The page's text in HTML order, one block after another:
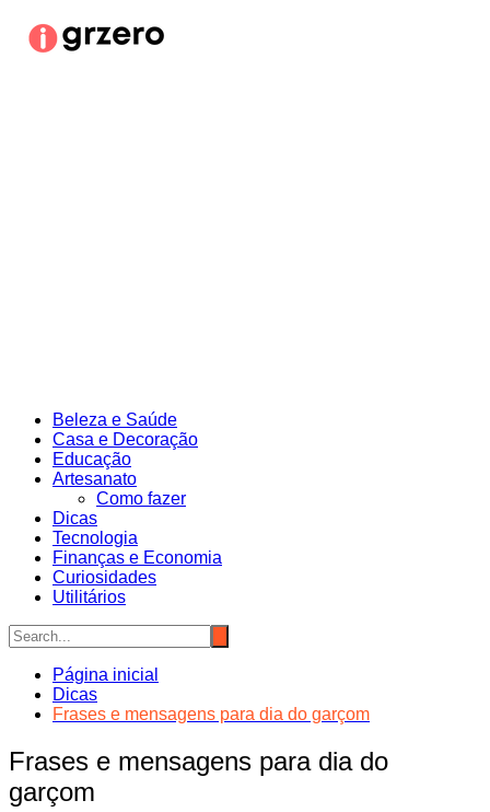
para
Beleza e Saúde
Casa e Decoração
Educação
Artesanato
Como fazer
Dicas
Tecnologia
Finanças e Economia
Curiosidades
Utilitários
Página inicial
Dicas
Frases e mensagens para dia do garçom
Frases e mensagens para dia do
garçom